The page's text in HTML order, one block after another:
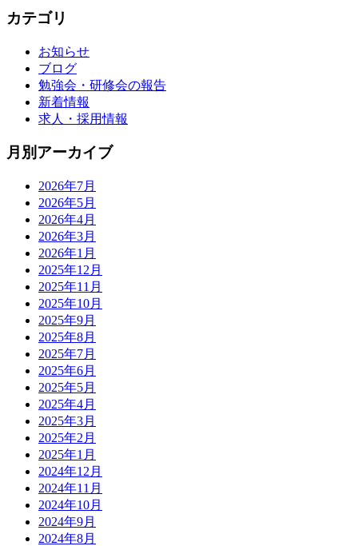
カテゴリ
お知らせ
ブログ
勉強会・研修会の報告
新着情報
求人・採用情報
月別アーカイブ
2026年7月
2026年5月
2026年4月
2026年3月
2026年1月
2025年12月
2025年11月
2025年10月
2025年9月
2025年8月
2025年7月
2025年6月
2025年5月
2025年4月
2025年3月
2025年2月
2025年1月
2024年12月
2024年11月
2024年10月
2024年9月
2024年8月